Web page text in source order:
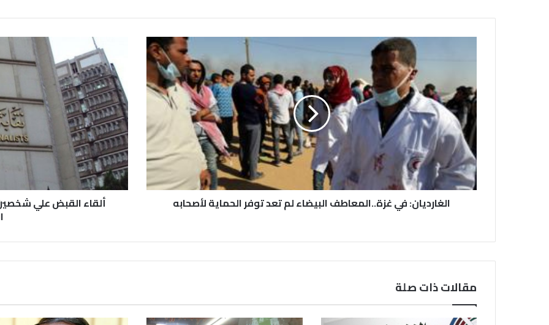
الغارديان: في غزة..المعاطف البيضاء لم تعد توفر الحماية لأصحابه ألقاء القبض علي
مقالات ذات صلة